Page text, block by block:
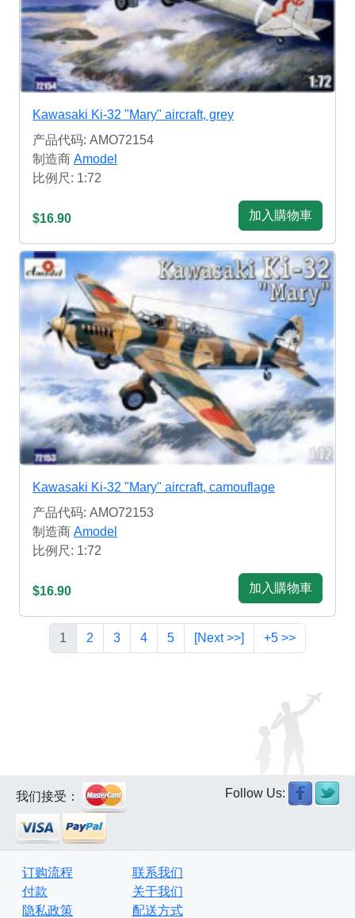
Kawasaki Ki-32 "Mary" aircraft, grey
产品代码: AMO72154
制造商 Amodel
比例尺: 1:72
$16.90 加入購物車
Kawasaki Ki-32 "Mary" aircraft, camouflage
产品代码: AMO72153
制造商 Amodel
比例尺: 1:72
$16.90 加入購物車
1 2 3 4 5 [Next >>] +5 >>
我们接受： Follow Us:
订购流程
付款
隐私政策
联系我们
关于我们
配送方式